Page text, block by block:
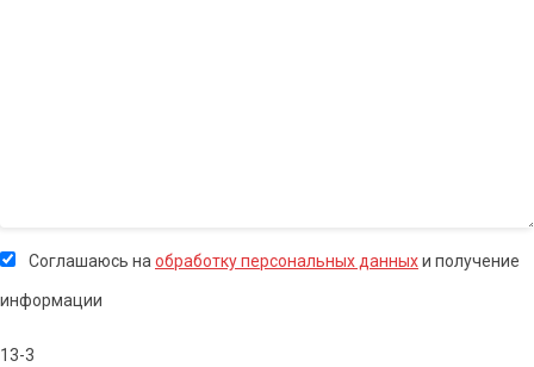
Соглашаюсь на обработку персональных данныхи получение
информации
13-3